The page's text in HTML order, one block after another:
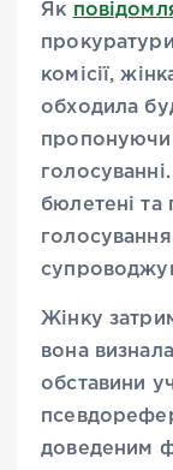
Як
комісії,
обходила
пропонуючи
бюлетені та
Жінку
вона
обставини
доведеним